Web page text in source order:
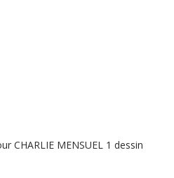
CHARLIE MENSUEL 1 dessin